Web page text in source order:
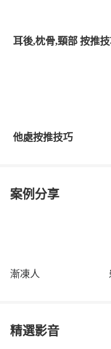
耳後,枕骨,頸部 按推
他處按推技巧
案例分享
漸凍人
精選影音